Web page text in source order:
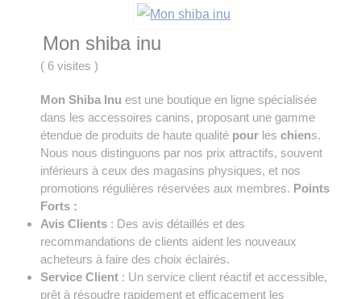
Mon shiba inu
( 6 visites)
Mon Shiba Inu est une boutique en ligne spécialisée
dans les accessoires canins, proposant une gamme
étendue de produits de haute qualité pour leschiens.
Nous nous distinguons par nos prix attractifs, souvent
inférieurs à ceux des magasins physiques, et nos
promotions régulières réservées aux membres. Points
Forts :
Avis Clients : Des avis détaillés et des
recommandations de clients aident les nouveaux
acheteurs à faire des choix éclairés.
Service Client : Un service client réactif et accessible,
prêt à résoudre rapidement et efficacement les